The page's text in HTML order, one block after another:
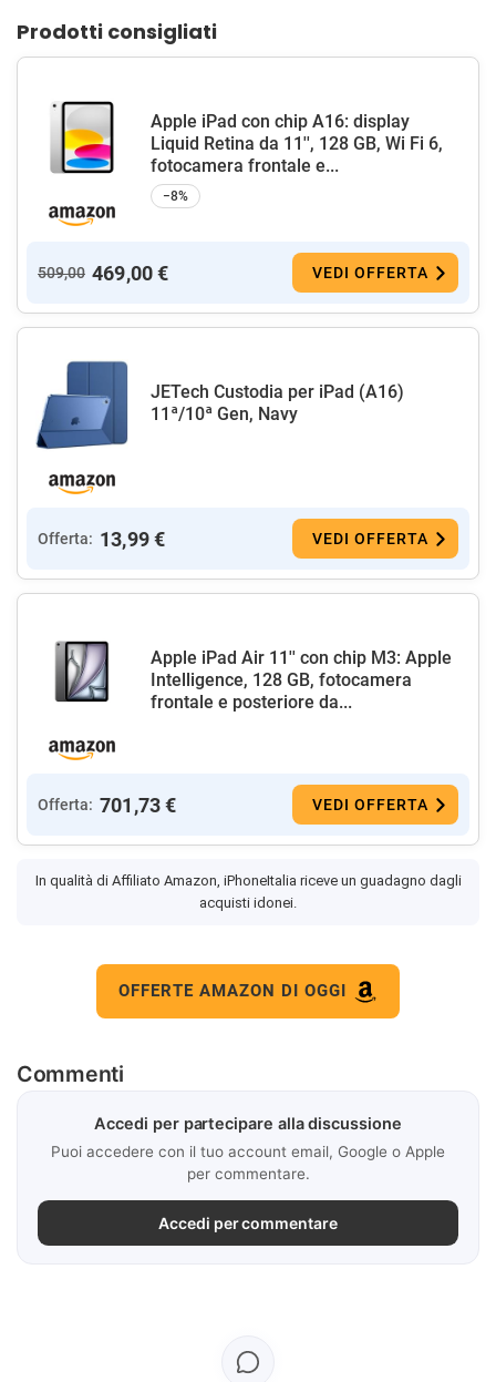
Prodotti consigliati
Apple iPad con chip A16: display
Liquid Retina da 11'', 128 GB, Wi Fi 6,
fotocamera frontale e...
−8%
509,00 469,00 € VEDI OFFERTA
JETech Custodia per iPad (A16)
11ª/10ª Gen, Navy
Offerta: 13,99 € VEDI OFFERTA
Apple iPad Air 11'' con chip M3: Apple
Intelligence, 128 GB, fotocamera
frontale e posteriore da...
Offerta: 701,73 € VEDI OFFERTA
In qualità di Affiliato Amazon, iPhoneItalia riceve un guadagno dagli
acquisti idonei.
OFFERTE AMAZON DI OGGI
Commenti
Accedi per partecipare alla discussione
Puoi accedere con il tuo account email, Google o Apple
per commentare.
Accedi per commentare